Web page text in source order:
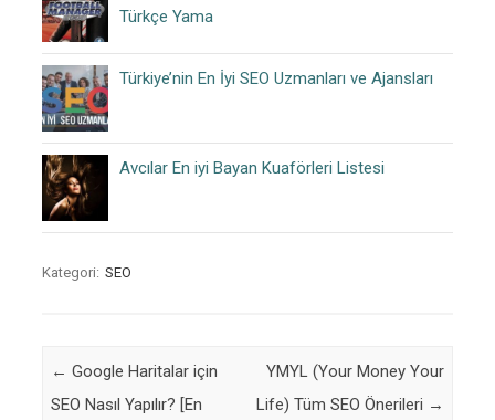
Türkçe Yama
Türkiye’nin En İyi SEO Uzmanları ve Ajansları
Avcılar En iyi Bayan Kuaförleri Listesi
Kategori: SEO
Post navigation
← Google Haritalar için
SEO Nasıl Yapılır? [En
YMYL (Your Money Your
Life) Tüm SEO Önerileri →